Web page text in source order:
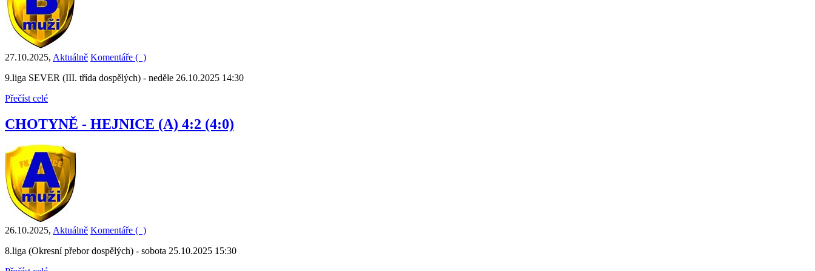
27.10.2025, Aktuálně Komentáře ( )
9.liga SEVER (III. třída dospělých) - neděle 26.10.2025 14:30
Přečíst celé
CHOTYNĚ - HEJNICE (A) 4:2 (4:0)
26.10.2025, Aktuálně Komentáře ( )
8.liga (Okresní přebor dospělých) - sobota 25.10.2025 15:30